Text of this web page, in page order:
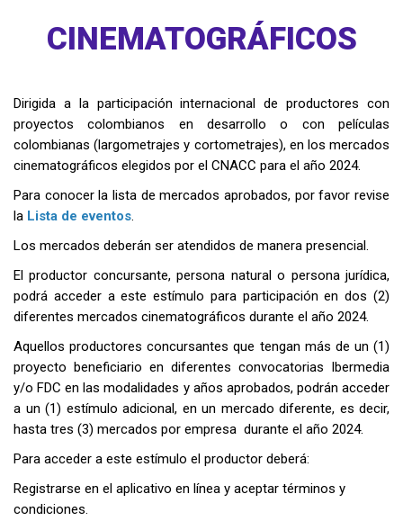
CINEMATOGRÁFICOS
Dirigida a la participación internacional de productores con
proyectos colombianos en desarrollo o con películas
colombianas (largometrajes y cortometrajes), en los mercados
cinematográficos elegidos por el CNACC para el año 2024.
Para conocer la lista de mercados aprobados, por favor revise
la Lista de eventos.
Los mercados deberán ser atendidos de manera presencial.
El productor concursante, persona natural o persona jurídica,
podrá acceder a este estímulo para participación en dos (2)
diferentes mercados cinematográficos durante el año 2024.
Aquellos productores concursantes que tengan más de un (1)
proyecto beneficiario en diferentes convocatorias Ibermedia
y/o FDC en las modalidades y años aprobados, podrán acceder
a un (1) estímulo adicional, en un mercado diferente, es decir,
hasta tres (3) mercados por empresa durante el año 2024.
Para acceder a este estímulo el productor deberá:
Registrarse en el aplicativo en línea y aceptar términos y
condiciones.